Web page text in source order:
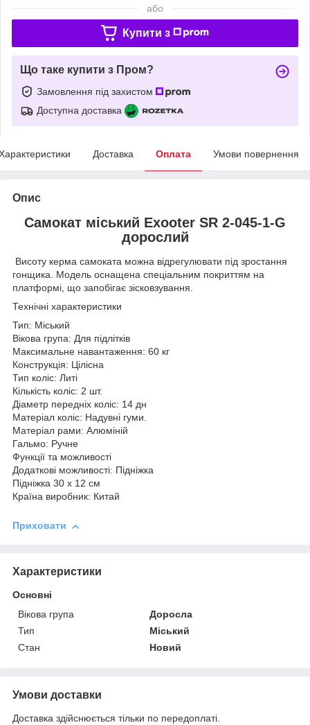
або
Купити з
Що таке купити з Пром?
Замовлення під захистом
Доступна доставка
Доставка Оплата Умови повернення
Опис
Самокат міський Exooter SR 2-045-1-G
дорослий
Висоту керма самоката можна відрегулювати під зростання
гонщика. Модель оснащена спеціальним покриттям на
платформі, що запобігає зісковзування.
Технічні характеристики
Тип: Міський
Вікова група: Для підлітків
Максимальне навантаження: 60 кг
Конструкція: Цілісна
Тип коліс: Литі
Кількість коліс: 2 шт.
Діаметр передніх коліс: 14 дн
Матеріал коліс: Надувні гуми.
Матеріал рами: Алюміній
Гальмо: Ручне
Функції та можливості
Додаткові можливості: Підніжка
Підніжка 30 х 12 см
Країна виробник: Китай
Приховати
Характеристики
Основні
Вікова група
Доросла
Тип
Міський
Стан
Новий
Умови доставки
Доставка здійснюється тільки по передоплаті.